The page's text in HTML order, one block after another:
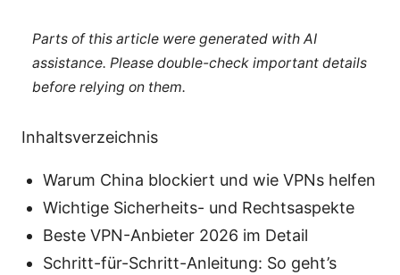
Parts of this article were generated with AI
assistance. Please double-check important details
before relying on them.
Inhaltsverzeichnis
Warum China blockiert und wie VPNs helfen
Wichtige Sicherheits- und Rechtsaspekte
Beste VPN-Anbieter 2026 im Detail
Schritt-für-Schritt-Anleitung: So geht’s